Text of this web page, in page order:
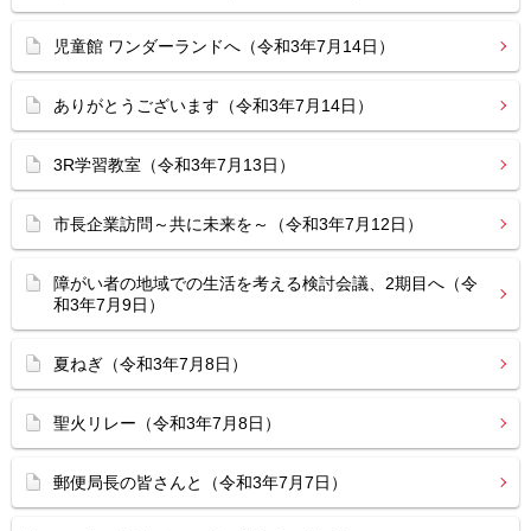
児童館 ワンダーランドへ（令和3年7月14日）
ありがとうございます（令和3年7月14日）
3R学習教室（令和3年7月13日）
市長企業訪問～共に未来を～（令和3年7月12日）
障がい者の地域での生活を考える検討会議、2期目へ（令
和3年7月9日）
夏ねぎ（令和3年7月8日）
聖火リレー（令和3年7月8日）
郵便局長の皆さんと（令和3年7月7日）